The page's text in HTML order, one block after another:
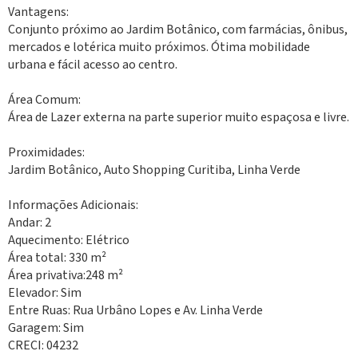
Vantagens:
Conjunto próximo ao Jardim Botânico, com farmácias, ônibus,
mercados e lotérica muito próximos. Ótima mobilidade
urbana e fácil acesso ao centro.
Área Comum:
Área de Lazer externa na parte superior muito espaçosa e livre.
Proximidades:
Jardim Botânico, Auto Shopping Curitiba, Linha Verde
Informações Adicionais:
Andar: 2
Aquecimento: Elétrico
Área total: 330 m²
Área privativa:248 m²
Elevador: Sim
Entre Ruas: Rua Urbâno Lopes e Av. Linha Verde
Garagem: Sim
CRECI: 04232